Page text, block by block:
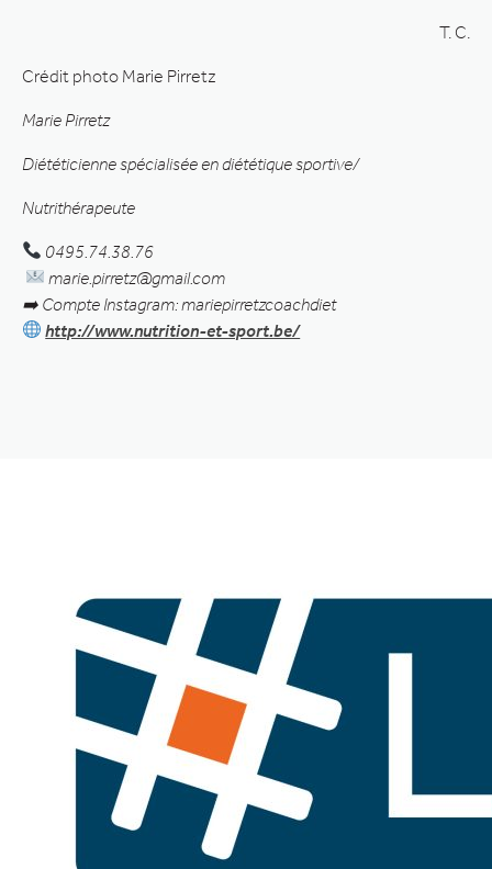
T. C.
Crédit photo Marie Pirretz
Marie Pirretz
Diététicienne spécialisée en diététique sportive/
Nutrithérapeute
0495.74.38.76
marie.pirretz@gmail.com
➡ Compte Instagram: mariepirretzcoachdiet
http://www.nutrition-et-sport.be/